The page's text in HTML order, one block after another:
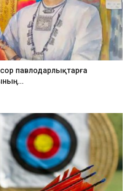
павлодарлықтарға